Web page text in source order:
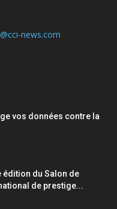
news.com
vos données contre la
édition du Salon de
de prestige...